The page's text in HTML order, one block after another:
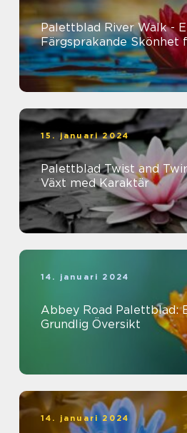
Palettblad River Walk -
Färgsprakande Skönhet
15. januari 2024
Palettblad Twist and
Växt med Karaktär
14. januari 2024
Abbey Road Palettblad:
Grundlig Översikt
14. januari 2024